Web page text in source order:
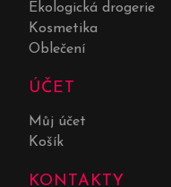
Ekologická drogerie
Kosmetika
Oblečení
ÚČET
Můj účet
Košík
KONTAKTY